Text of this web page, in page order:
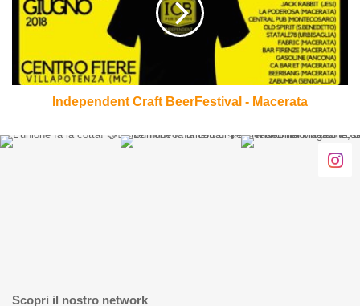
Macerata
Independent Craft BeerFestival - Macerata
Scopri il nostro network